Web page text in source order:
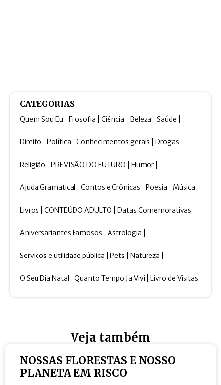
CATEGORIAS
Quem Sou Eu Filosofia Ciência Beleza Saúde
Direito Política Conhecimentos gerais Drogas
Religião PREVISÃO DO FUTURO Humor
Ajuda Gramatical Contos e Crônicas Poesia Música
Livros CONTEÚDO ADULTO Datas Comemorativas
Aniversariantes Famosos Astrologia
Serviços e utilidade pública Pets Natureza
O Seu Dia Natal Quanto Tempo Ja Vivi Livro de Visitas
Veja também
NOSSAS FLORESTAS E NOSSO
PLANETA EM RISCO